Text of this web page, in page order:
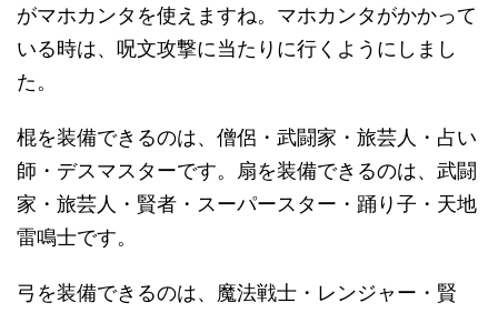
がマホカンタを使えますね。マホカンタがかかって
いる時は、呪文攻撃に当たりに行くようにしまし
た。
棍を装備できるのは、僧侶・武闘家・旅芸人・占い
師・デスマスターです。扇を装備できるのは、武闘
家・旅芸人・賢者・スーパースター・踊り子・天地
雷鳴士です。
弓を装備できるのは、魔法戦士・レンジャー・賢